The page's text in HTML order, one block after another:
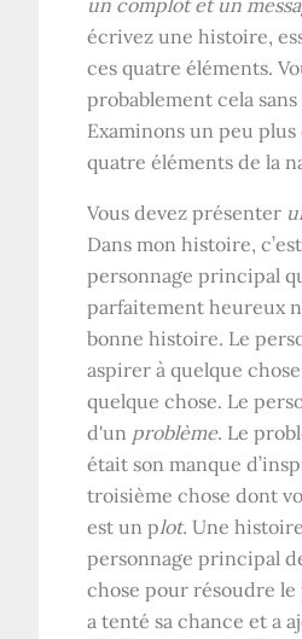
un complot et un
écrivez une histoire,
ces quatre éléments.
probablement cela
Examinons un peu
quatre éléments de la
Vous devez présenter
Dans mon histoire,
personnage principal
parfaitement heureux
bonne histoire. Le
aspirer à quelque
quelque chose. Le
d'un problème. Le
était son manque
troisième chose dont
est un plot. Une
personnage principal
chose pour résoudre
a tenté sa chance et a